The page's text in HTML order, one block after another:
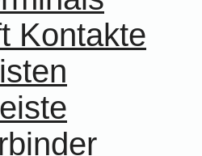
Kontakte